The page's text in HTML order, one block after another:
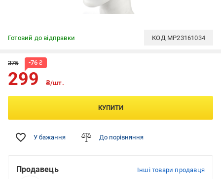
Готовий до відправки КОД MP23161034
375 -76 ₴
299 ₴/шт.
КУПИТИ
У бажання До порівняння
Продавець Інші товари продавця